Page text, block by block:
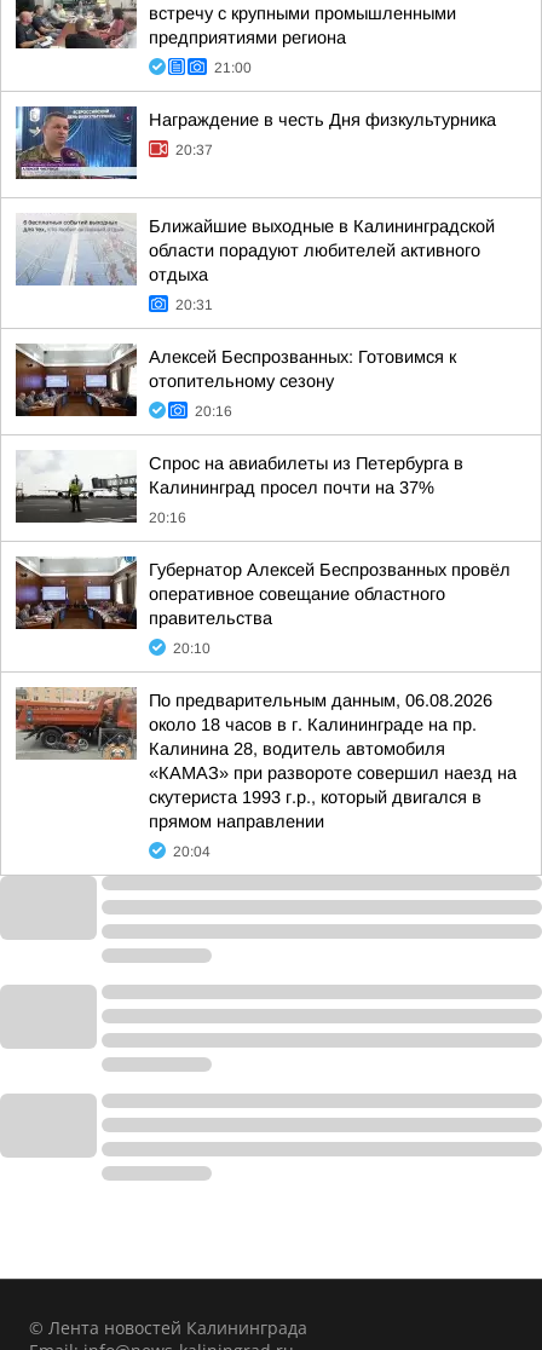
встречу с крупными промышленными
предприятиями региона
21:00
Награждение в честь Дня физкультурника
20:37
Ближайшие выходные в Калининградской
области порадуют любителей активного
отдыха
20:31
Алексей Беспрозванных: Готовимся к
отопительному сезону
20:16
Спрос на авиабилеты из Петербурга в
Калининград просел почти на 37%
20:16
Губернатор Алексей Беспрозванных провёл
оперативное совещание областного
правительства
20:10
По предварительным данным, 06.08.2026
около 18 часов в г. Калининграде на пр.
Калинина 28, водитель автомобиля
«КАМАЗ» при развороте совершил наезд на
скутериста 1993 г.р., который двигался в
прямом направлении
20:04
© Лента новостей Калининграда